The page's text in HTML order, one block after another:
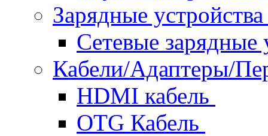
Зарядные
Сетевые зарядные
Кабели/Адаптеры/
HDMI кабель
OTG Кабель